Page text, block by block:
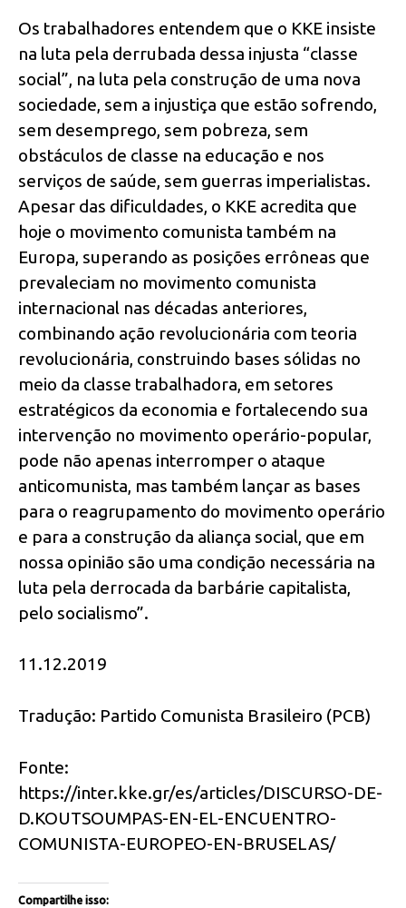
Os trabalhadores entendem que o KKE insiste
na luta pela derrubada dessa injusta “classe
social”, na luta pela construção de uma nova
sociedade, sem a injustiça que estão sofrendo,
sem desemprego, sem pobreza, sem
obstáculos de classe na educação e nos
serviços de saúde, sem guerras imperialistas.
Apesar das dificuldades, o KKE acredita que
hoje o movimento comunista também na
Europa, superando as posições errôneas que
prevaleciam no movimento comunista
internacional nas décadas anteriores,
combinando ação revolucionária com teoria
revolucionária, construindo bases sólidas no
meio da classe trabalhadora, em setores
estratégicos da economia e fortalecendo sua
intervenção no movimento operário-popular,
pode não apenas interromper o ataque
anticomunista, mas também lançar as bases
para o reagrupamento do movimento operário
e para a construção da aliança social, que em
nossa opinião são uma condição necessária na
luta pela derrocada da barbárie capitalista,
pelo socialismo”.
11.12.2019
Tradução: Partido Comunista Brasileiro (PCB)
Fonte:
https://inter.kke.gr/es/articles/DISCURSO-DE-
D.KOUTSOUMPAS-EN-EL-ENCUENTRO-
COMUNISTA-EUROPEO-EN-BRUSELAS/
Compartilhe isso: